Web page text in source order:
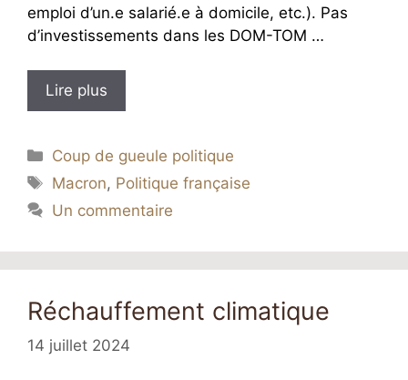
emploi d’un.e salarié.e à domicile, etc.). Pas
d’investissements dans les DOM-TOM …
Lire plus
Catégories
Coup de gueule politique
Étiquettes
Macron, Politique française
Un commentaire
Réchauffement climatique
14 juillet 2024